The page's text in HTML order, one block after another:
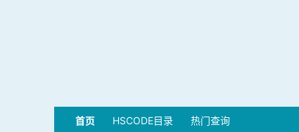
首页 HSCODE目录 热门查询